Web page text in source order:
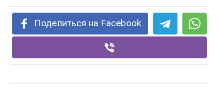
Поделиться на Facebook